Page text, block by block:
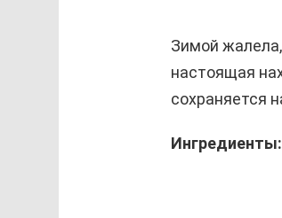
Зимой
настоящая
сохраняется
Ингредиенты: